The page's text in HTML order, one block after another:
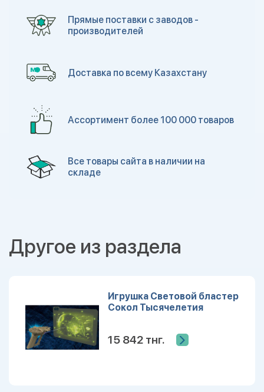
Прямые поставки с заводов -
производителей
Доставка по всему Казахстану
Ассортимент более 100 000 товаров
Все товары сайта в наличии на
складе
Другое из раздела
Игрушка Световой бластер
Сокол Тысячелетия
15 842 тнг.